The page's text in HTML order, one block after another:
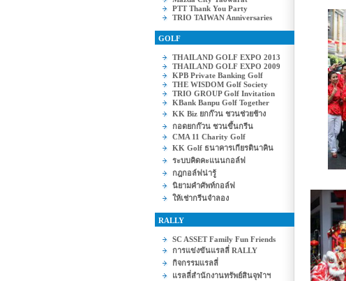
PTT Thank You Party
TRIO TAIWAN Anniversaries
GOLF
THAILAND GOLF EXPO 2013
THAILAND GOLF EXPO 2009
KPB Private Banking Golf
THE WISDOM Golf Society
TRIO GROUP Golf Invitation
KBank Banpu Golf Together
KK Biz ยกก๊วน ชวนช่วยช้าง
กอดยกก๊วน ชวนขึ้นกรีน
CMA 11 Charity Golf
KK Golf ธนาคารเกียรตินาคิน
ระบบคิดคะแนนกอล์ฟ
กฎกอล์ฟน่ารู้
นิยามคำศัพท์กอล์ฟ
ให้เช่ากรีนจำลอง
RALLY
SC ASSET Family Fun Friends
การแข่งขันแรลลี่ RALLY
กิจกรรมแรลลี่
แรลลี่สำนักงานทรัพย์สินจุฬาฯ